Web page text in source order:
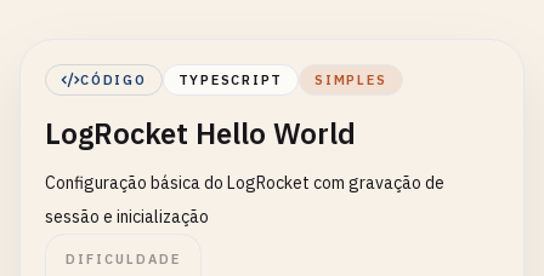
CÓDIGO TYPESCRIPT SIMPLES
LogRocket Hello World
Configuração básica do LogRocket com gravação de
sessão e inicialização
DIFICULDADE